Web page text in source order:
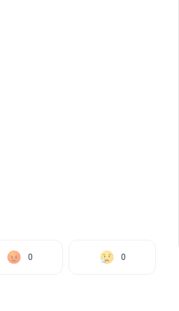
0 0